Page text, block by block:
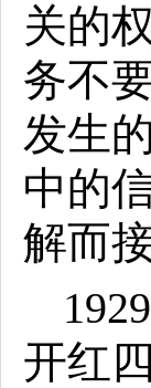
关的
务不
发生
中的
解而接
开红